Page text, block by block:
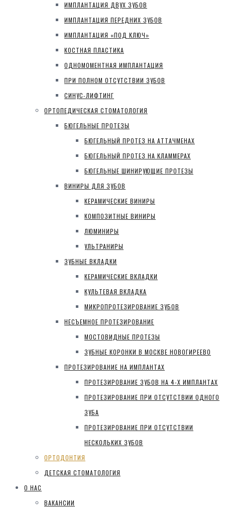
ИМПЛАНТАЦИЯ ДВУХ ЗУБОВ
ИМПЛАНТАЦИЯ ПЕРЕДНИХ ЗУБОВ
ИМПЛАНТАЦИЯ «ПОД КЛЮЧ»
КОСТНАЯ ПЛАСТИКА
ОДНОМОМЕНТНАЯ ИМПЛАНТАЦИЯ
ПРИ ПОЛНОМ ОТСУТСТВИИ ЗУБОВ
СИНУС-ЛИФТИНГ
ОРТОПЕДИЧЕСКАЯ СТОМАТОЛОГИЯ
БЮГЕЛЬНЫЕ ПРОТЕЗЫ
БЮГЕЛЬНЫЙ ПРОТЕЗ НА АТТАЧМЕНАХ
БЮГЕЛЬНЫЙ ПРОТЕЗ НА КЛАММЕРАХ
БЮГЕЛЬНЫЕ ШИНИРУЮЩИЕ ПРОТЕЗЫ
ВИНИРЫ ДЛЯ ЗУБОВ
КЕРАМИЧЕСКИЕ ВИНИРЫ
КОМПОЗИТНЫЕ ВИНИРЫ
ЛЮМИНИРЫ
УЛЬТРАНИРЫ
ЗУБНЫЕ ВКЛАДКИ
КЕРАМИЧЕСКИЕ ВКЛАДКИ
КУЛЬТЕВАЯ ВКЛАДКА
МИКРОПРОТЕЗИРОВАНИЕ ЗУБОВ
НЕСЪЕМНОЕ ПРОТЕЗИРОВАНИЕ
МОСТОВИДНЫЕ ПРОТЕЗЫ
ЗУБНЫЕ КОРОНКИ В МОСКВЕ НОВОГИРЕЕВО
ПРОТЕЗИРОВАНИЕ НА ИМПЛАНТАХ
ПРОТЕЗИРОВАНИЕ ЗУБОВ НА 4-Х ИМПЛАНТАХ
ПРОТЕЗИРОВАНИЕ ПРИ ОТСУТСТВИИ ОДНОГО
ЗУБА
ПРОТЕЗИРОВАНИЕ ПРИ ОТСУТСТВИИ
НЕСКОЛЬКИХ ЗУБОВ
ОРТОДОНТИЯ
ДЕТСКАЯ СТОМАТОЛОГИЯ
О НАС
ВАКАНСИИ